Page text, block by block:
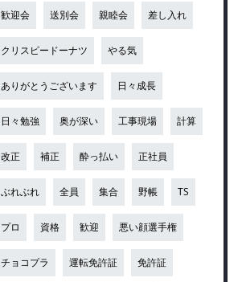
歓迎会 送別会 親睦会 差し入れ
クリスピードーナツ やる気
ありがとうございます 日々成長
日々勉強 奥が深い 工事現場 計算
改正 補正 酔っ払い 正社員
ぶれぶれ 全員 集合 野帳 TS
プロ 資格 歓迎 悪い顔選手権
チョコプラ 運転免許証 免許証